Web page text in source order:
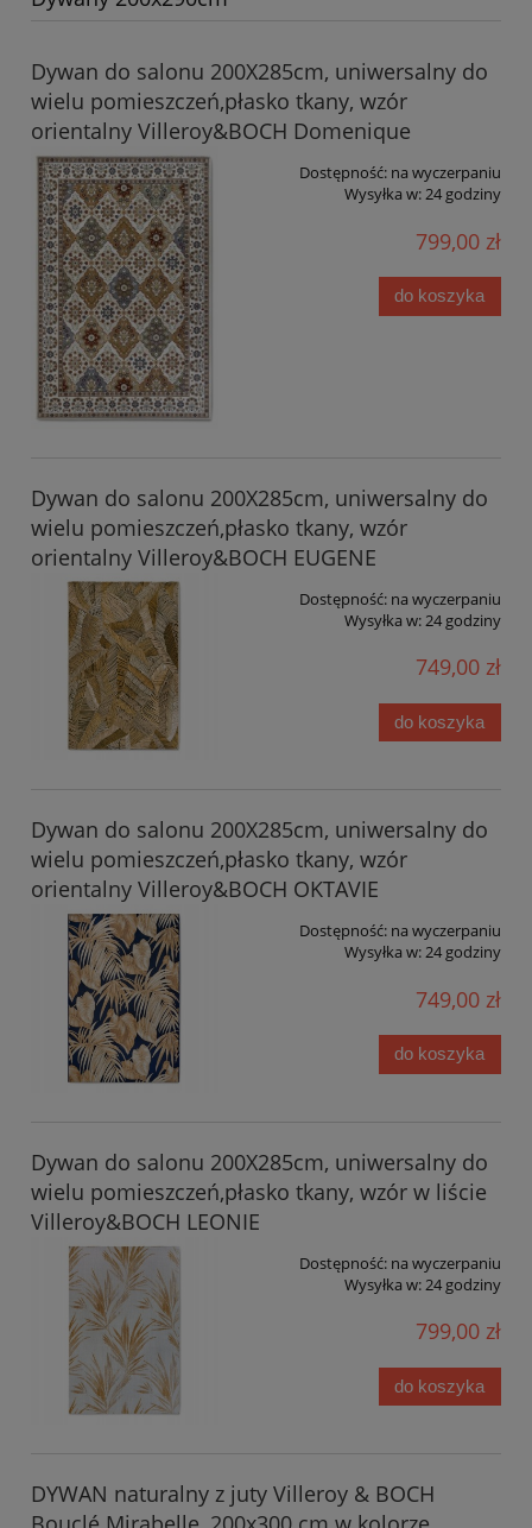
Dywan do salonu 200X285cm, uniwersalny do
wielu pomieszczeń,płasko tkany, wzór
orientalny Villeroy&BOCH Domenique
Dostępność: na wyczerpaniu
Wysyłka w:24 godziny
799,00 zł
do koszyka
Dywan do salonu 200X285cm, uniwersalny do
wielu pomieszczeń,płasko tkany, wzór
orientalny Villeroy&BOCH EUGENE
Dostępność: na wyczerpaniu
Wysyłka w:24 godziny
749,00 zł
do koszyka
Dywan do salonu 200X285cm, uniwersalny do
wielu pomieszczeń,płasko tkany, wzór
orientalny Villeroy&BOCH OKTAVIE
Dostępność: na wyczerpaniu
Wysyłka w:24 godziny
749,00 zł
do koszyka
Dywan do salonu 200X285cm, uniwersalny do
wielu pomieszczeń,płasko tkany, wzór w liście
Villeroy&BOCH LEONIE
Dostępność: na wyczerpaniu
Wysyłka w:24 godziny
799,00 zł
do koszyka
DYWAN naturalny z juty Villeroy & BOCH